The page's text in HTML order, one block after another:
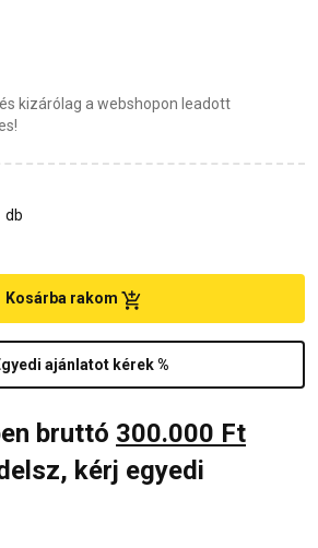
kizárólag a webshopon leadott
db
ajánlatot kérek %
Kosárba rakom
bruttó 300.000 Ft
kérj egyedi